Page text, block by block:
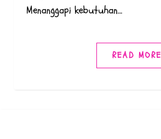
Menanggapi kebutuhan…
READ MORE